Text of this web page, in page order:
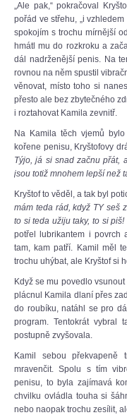
„Ale pak,“ pokračoval
pořád ve střehu, „i
spokojím s trochu mírnější
hmátl mu do rozkroku a
dál nadrženější penis. Na
rovnou na něm spustil
věnovat, místo toho si
přesto ale bez zbytečného
i roztahovat Kamila zevnitř.
Na Kamila těch vjemů
kořene penisu, Kryštofovy
Týjo, já si snad začnu přát,
jsou totiž mnohem lepší než
Kryštof to věděl, a tak byl
mám teda rád, když TY seš
to si teda užiju taky, to si piš!
potřel lubrikantem i povrch
tam, kam patří. Kamil měl
trochu uhýbat, ale Kryštof si
Když se mu povedlo
plácnul Kamila dlaní přes
do roubíku, natáhl se pro
program. Tentokrát vybral
postupně zvyšovala.
Kamil sebou překvapeně
mravenčit. Spolu s tím
penisu, to byla zajímavá
chvilku ovládla touha si
nebo naopak trochu zesílit,